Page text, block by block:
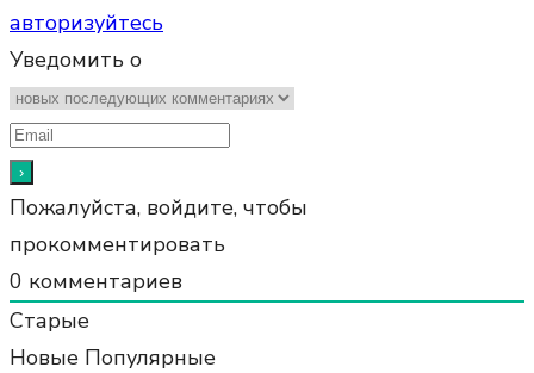
авторизуйтесь
Уведомить о
Пожалуйста, войдите, чтобы
прокомментировать
0 комментариев
Старые
Новые Популярные